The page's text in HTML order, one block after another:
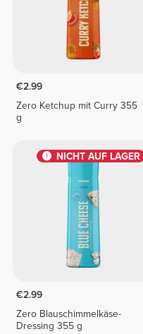
€2.99
Zero Ketchup mit Curry 355
g
NICHT AUF LAGER
€2.99
Zero Blauschimmelkäse-
Dressing 355 g